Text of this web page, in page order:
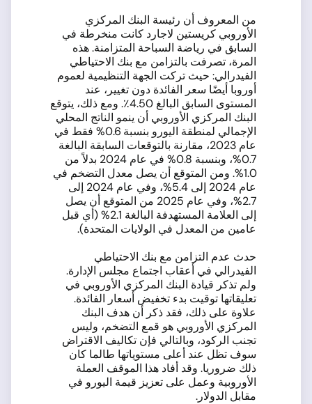
من المعروف أن رئيسة البنك المركزي
الأوروبي كريستين لاجارد كانت منخرطة في
السابق في رياضة السباحة المتزامنة. هذه
المرة، تصرفت بالتزامن مع بنك الاحتياطي
الفيدرالي: حيث تركت الجهة التنظيمية لعموم
أوروبا أيضًا سعر الفائدة دون تغيير، عند
المستوى السابق البالغ 4.50٪. ومع ذلك، يتوقع
البنك المركزي الأوروبي أن ينمو الناتج المحلي
الإجمالي لمنطقة اليورو بنسبة 0.6% فقط في
عام 2023، مقارنة بالتوقعات السابقة البالغة
0.7%، وبنسبة 0.8% في عام 2024 بدلاً من
1.0%. ومن المتوقع أن يصل معدل التضخم في
عام 2024 إلى 5.4%، وفي عام 2024 إلى
2.7%، وفي عام 2025 من المتوقع أن يصل
إلى العلامة المستهدفة البالغة 2.1% (أي قبل
عامين من المعدل في الولايات المتحدة).
حدث عدم التزامن مع بنك الاحتياطي
الفيدرالي في أعقاب اجتماع مجلس الإدارة.
ولم تذكر قيادة البنك المركزي الأوروبي في
تعليقاتها توقيت بدء تخفيض أسعار الفائدة.
علاوة على ذلك، فقد ذكر أن هدف البنك
المركزي الأوروبي هو قمع التضخم، وليس
تجنب الركود، وبالتالي فإن تكاليف الاقتراض
سوف تظل عند أعلى مستوياتها طالما كان
ذلك ضروريا. وقد أفاد هذا الموقف العملة
الأوروبية وعمل على تعزيز قيمة اليورو في
مقابل الدولار.